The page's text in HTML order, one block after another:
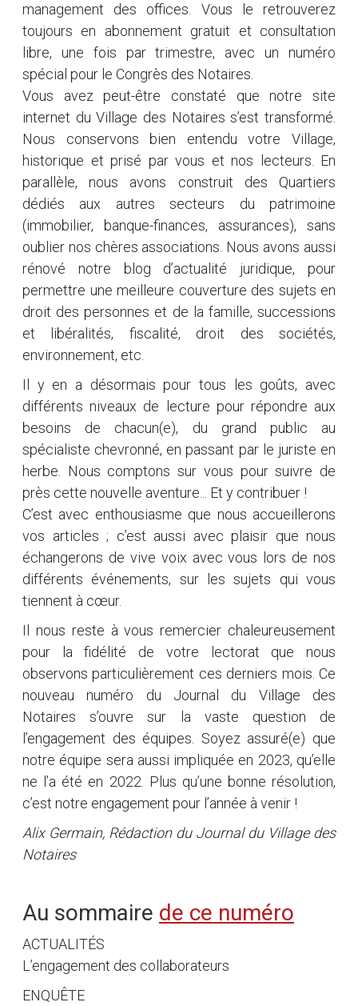
management des offices. Vous le retrouverez
toujours en abonnement gratuit et consultation
libre, une fois par trimestre, avec un numéro
spécial pour le Congrès des Notaires.
Vous avez peut-être constaté que notre site
internet du Village des Notaires s’est transformé.
Nous conservons bien entendu votre Village,
historique et prisé par vous et nos lecteurs. En
parallèle, nous avons construit des Quartiers
dédiés aux autres secteurs du patrimoine
(immobilier, banque-finances, assurances), sans
oublier nos chères associations. Nous avons aussi
rénové notre blog d’actualité juridique, pour
permettre une meilleure couverture des sujets en
droit des personnes et de la famille, successions
et libéralités, fiscalité, droit des sociétés,
environnement, etc.
Il y en a désormais pour tous les goûts, avec
différents niveaux de lecture pour répondre aux
besoins de chacun(e), du grand public au
spécialiste chevronné, en passant par le juriste en
herbe. Nous comptons sur vous pour suivre de
près cette nouvelle aventure... Et y contribuer !
C’est avec enthousiasme que nous accueillerons
vos articles ; c’est aussi avec plaisir que nous
échangerons de vive voix avec vous lors de nos
différents événements, sur les sujets qui vous
tiennent à cœur.
Il nous reste à vous remercier chaleureusement
pour la fidélité de votre lectorat que nous
observons particulièrement ces derniers mois. Ce
nouveau numéro du Journal du Village des
Notaires s’ouvre sur la vaste question de
l’engagement des équipes. Soyez assuré(e) que
notre équipe sera aussi impliquée en 2023, qu’elle
ne l’a été en 2022. Plus qu’une bonne résolution,
c’est notre engagement pour l’année à venir !
Alix Germain, Rédaction du Journal du Village des
Notaires
Au sommaire de ce numéro
ACTUALITÉS
L’engagement des collaborateurs
ENQUÊTE